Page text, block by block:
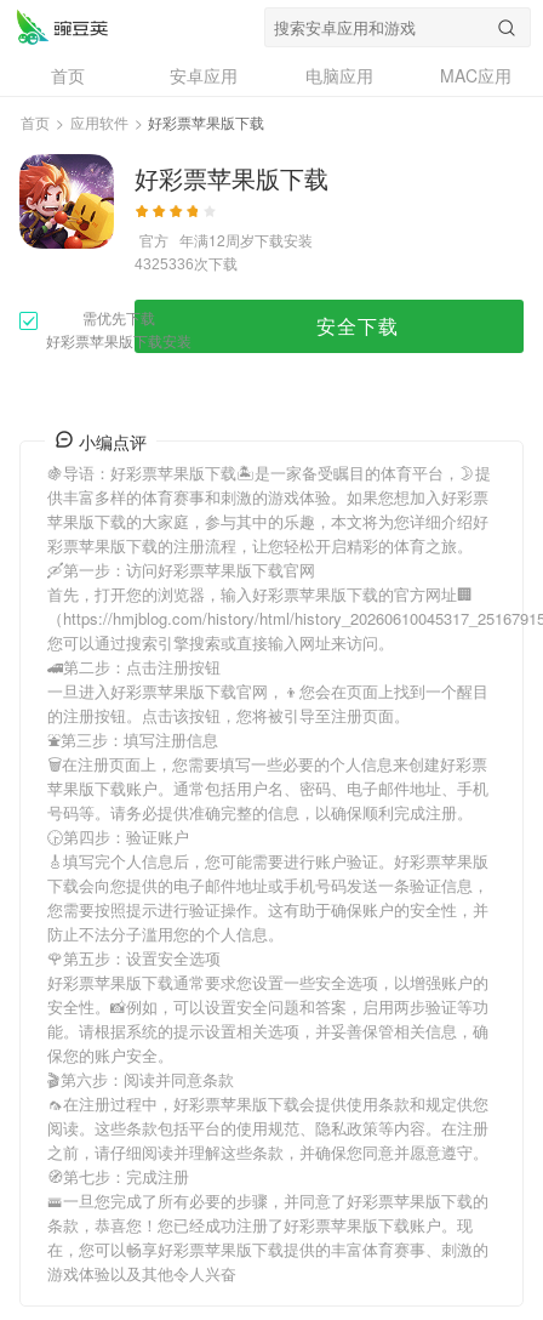
首页 安卓应用 电脑应用
MAC应用
资讯
专题
问答
首页 > 应用软件 > 好彩票苹果版下载
好彩票苹果版下载
官方 年满12周岁下载安装
4325336次下载
需优先下载
好彩票苹果版下载安装
安全下载
小编点评
🍇导语： 好彩票苹果版下载🏝是一家备受瞩目的体育平台，🌛提
供丰富多样的体育赛事和刺激的游戏体验。如果您想加入好彩票
苹果版下载的大家庭，参与其中的乐趣，本文将为您详细介绍好
彩票苹果版下载的注册流程，让您轻松开启精彩的体育之旅。
🛶第一步：访问好彩票苹果版下载官网
首先，打开您的浏览器，输入好彩票苹果版下载的官方网址🏢
（https://hmjblog.com/history/html/
您可以通过搜索引擎搜索或直接输入网址来访问。
🚄第二步：点击注册按钮
一旦进入好彩票苹果版下载官网，👦您会在页面上找到一个醒目
的注册按钮。点击该按钮，您将被引导至注册页面。
⛲第三步：填写注册信息
🗑在注册页面上，您需要填写一些必要的个人信息来创建好彩票
苹果版下载账户。通常包括用户名、密码、电子邮件地址、手机
号码等。请务必提供准确完整的信息，以确保顺利完成注册。
🕞第四步：验证账户
🎸填写完个人信息后，您可能需要进行账户验证。 好彩票苹果版
下载会向您提供的电子邮件地址或手机号码发送一条验证信息，
您需要按照提示进行验证操作。这有助于确保账户的安全性，并
防止不法分子滥用您的个人信息。
🌹第五步：设置安全选项
好彩票苹果版下载通常要求您设置一些安全选项，以增强账户的
安全性。📸例如，可以设置安全问题和答案，启用两步验证等功
能。请根据系统的提示设置相关选项，并妥善保管相关信息，确
保您的账户安全。
🎬第六步：阅读并同意条款
🦟在注册过程中， 好彩票苹果版下载会提供使用条款和规定供您
阅读。这些条款包括平台的使用规范、隐私政策等内容。在注册
之前，请仔细阅读并理解这些条款，并确保您同意并愿意遵守。
🧭第七步：完成注册
🚟一旦您完成了所有必要的步骤，并同意了好彩票苹果版下载的
条款，恭喜您！您已经成功注册了好彩票苹果版下载账户。现
在，您可以畅享好彩票苹果版下载提供的丰富体育赛事、刺激的
游戏体验以及其他令人兴奋